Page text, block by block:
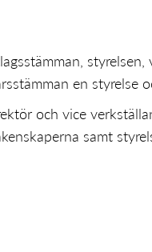
en styrelse
och vice
samt